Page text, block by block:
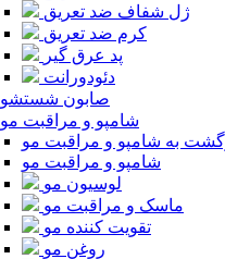
ژل شفاف ضد تعریق
کرم ضد تعریق
پد عرق گیر
دئودورانت
صابون شستشو
شامپو و مراقبت مو
به شامپو و مراقبت مو
شامپو و مراقبت مو
لوسیون مو
ماسک و مراقبت مو
تقویت کننده مو
روغن مو